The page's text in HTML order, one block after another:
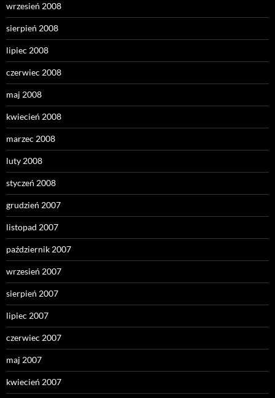
wrzesień 2008
sierpień 2008
lipiec 2008
czerwiec 2008
maj 2008
kwiecień 2008
marzec 2008
luty 2008
styczeń 2008
grudzień 2007
listopad 2007
październik 2007
wrzesień 2007
sierpień 2007
lipiec 2007
czerwiec 2007
maj 2007
kwiecień 2007